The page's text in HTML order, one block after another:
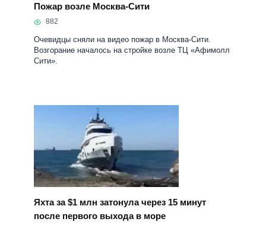
Пожар возле Москва-Сити
882
Очевидцы сняли на видео пожар в Москва-Сити.
Возгорание началось на стройке возле ТЦ «Афимолл
Сити».
Яхта за $1 млн затонула через 15 минут
после первого выхода в море